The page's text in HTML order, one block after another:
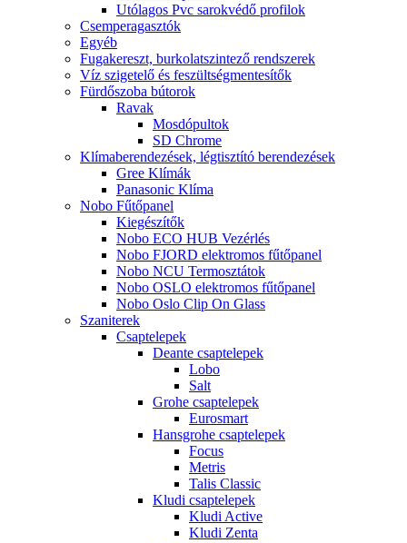
Utólagos Pvc sarokvédő profilok
Csemperagasztók
Egyéb
Fugakereszt, burkolatszintező rendszerek
Víz szigetelő és feszültségmentesítők
Fürdőszoba bútorok
Ravak
Mosdópultok
SD Chrome
Klímaberendezések, légtisztító berendezések
Gree Klímák
Panasonic Klíma
Nobo Fűtőpanel
Kiegészítők
Nobo ECO HUB Vezérlés
Nobo FJORD elektromos fűtőpanel
Nobo NCU Termosztátok
Nobo OSLO elektromos fűtőpanel
Nobo Oslo Clip On Glass
Szaniterek
Csaptelepek
Deante csaptelepek
Lobo
Salt
Grohe csaptelepek
Eurosmart
Hansgrohe csaptelepek
Focus
Metris
Talis Classic
Kludi csaptelepek
Kludi Active
Kludi Zenta